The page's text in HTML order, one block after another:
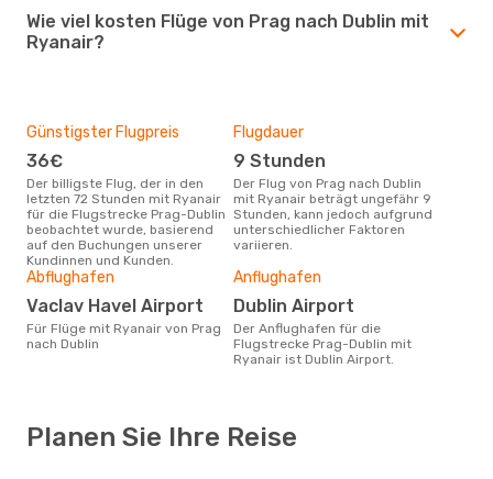
Wie viel kosten Flüge von Prag nach Dublin mit
Ryanair?
Günstigster Flugpreis
36€
Der billigste Flug, der in den
letzten 72 Stunden mit Ryanair
für die Flugstrecke Prag-Dublin
beobachtet wurde, basierend
auf den Buchungen unserer
Kundinnen und Kunden.
Flugdauer
9 Stunden
Der Flug von Prag nach Dublin
mit Ryanair beträgt ungefähr 9
Stunden, kann jedoch aufgrund
unterschiedlicher Faktoren
variieren.
Abflughafen
Vaclav Havel Airport
Für Flüge mit Ryanair von Prag
nach Dublin
Anflughafen
Dublin Airport
Der Anflughafen für die
Flugstrecke Prag-Dublin mit
Ryanair ist Dublin Airport.
Planen Sie Ihre Reise